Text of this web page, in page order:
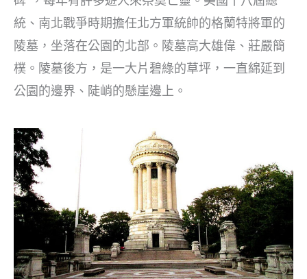
統、南北戰爭時期擔任北方軍統帥的格蘭特將軍的
陵墓，坐落在公園的北部。陵墓高大雄偉、莊嚴簡
樸。陵墓後方，是一大片碧綠的草坪，一直綿延到
公園的邊界、陡峭的懸崖邊上。